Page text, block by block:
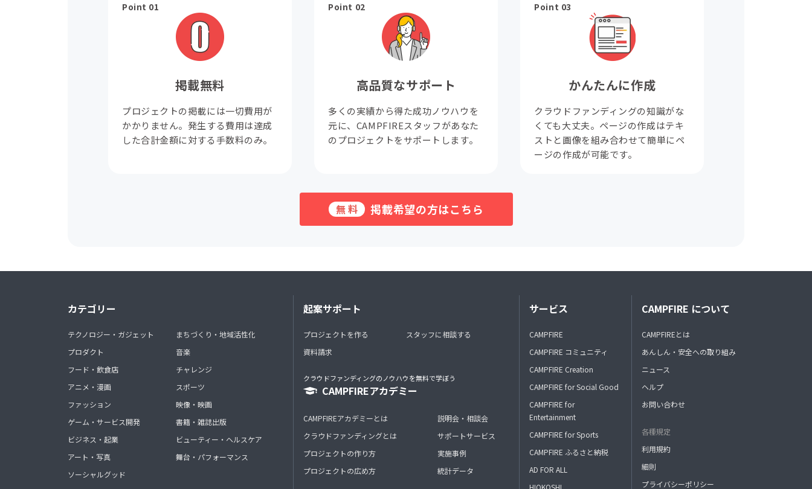
Point 01
掲載無料
プロジェクトの掲載には一切費用が
かかりません。発生する費用は達成
した合計金額に対する手数料のみ。
Point 02
高品質なサポート
多くの実績から得た成功ノウハウを
元に、CAMPFIREスタッフがあなた
のプロジェクトをサポートします。
Point 03
かんたんに作成
クラウドファンディングの知識がな
くても大丈夫。ページの作成はテキ
ストと画像を組み合わせて簡単にペ
ージの作成が可能です。
無料 掲載希望の方はこちら
カテゴリー
テクノロジー・ガジェット
プロダクト
フード・飲食店
アニメ・漫画
ファッション
ゲーム・サービス開発
ビジネス・起業
アート・写真
ソーシャルグッド
まちづくり・地域活性化
音楽
チャレンジ
スポーツ
映像・映画
書籍・雑誌出版
ビューティー・ヘルスケア
舞台・パフォーマンス
起案サポート
プロジェクトを作る
資料請求
スタッフに相談する
クラウドファンディングのノウハウを無料で学ぼう
CAMPFIREアカデミー
CAMPFIREアカデミーとは
クラウドファンディングとは
プロジェクトの作り方
プロジェクトの広め方
説明会・相談会
サポートサービス
実施事例
統計データ
サービス
CAMPFIRE
CAMPFIRE コミュニティ
CAMPFIRE Creation
CAMPFIRE for Social Good
CAMPFIRE for
Entertainment
CAMPFIRE for Sports
CAMPFIRE ふるさと納税
AD FOR ALL
CAMPFIRE について
CAMPFIREとは
あんしん・安全への取り組み
ニュース
ヘルプ
お問い合わせ
各種規定
利用規約
細則
プライバシーポリシー